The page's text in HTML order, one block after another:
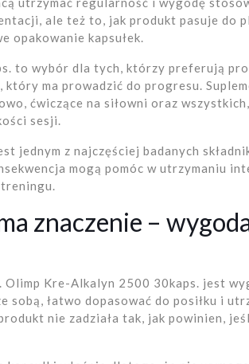
ale też to, jak produkt pasuje do
opakowanie kapsułek.
to wybór dla tych, którzy preferują
ma prowadzić do progresu.
ćwiczące na siłowni oraz
sesji.
jednym z najczęściej badanych
mogą pomóc w utrzymaniu
treningu.
znaczenie –
Kre-Alkalyn 2500 30kaps. jest
sobą, łatwo dopasować do posiłku i
nie zadziała tak, jak powinien,